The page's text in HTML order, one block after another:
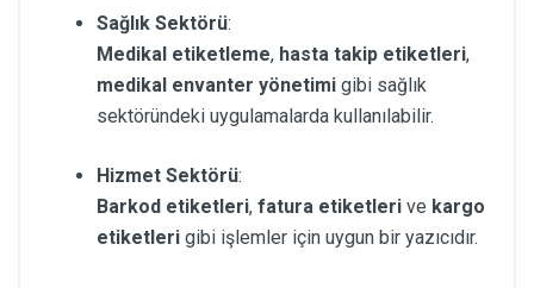
Sağlık Sektörü:
Medikal etiketleme, hasta takip etiketleri,
medikal envanter yönetimi gibi sağlık
sektöründeki uygulamalarda kullanılabilir.
Hizmet Sektörü:
Barkod etiketleri, fatura etiketleri ve kargo
etiketleri gibi işlemler için uygun bir yazıcıdır.